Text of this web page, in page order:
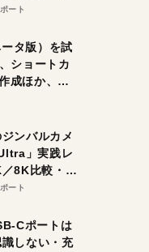
ー。持ち替
ート
タ版）を試
ショートカ
成ほか、期
能5選。
そこ！
ンバルカメ
」実践レ
8K比較・ズ
影をチェッ
ート
Cポートは
しない・充